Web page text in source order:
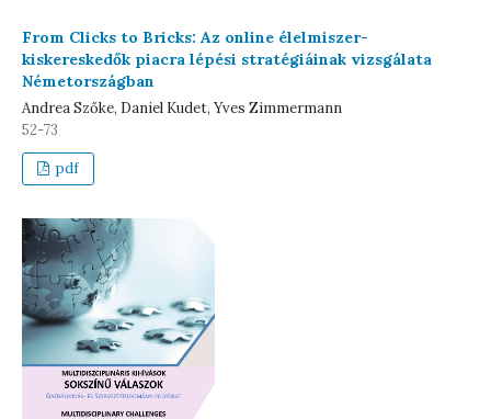
From Clicks to Bricks: Az online élelmiszer-
kiskereskedők piacra lépési stratégiáinak vizsgálata
Németországban
Andrea Szőke, Daniel Kudet, Yves Zimmermann
52-73
pdf